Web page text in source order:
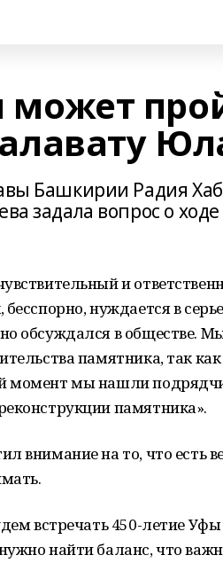
Башкирии Радия
задала вопрос о
и
нуждается в
обсуждался в обществе.
памятника, так
момент мы нашли
памятника».
внимание на то, что есть
встречать 450-летие
найти баланс, что